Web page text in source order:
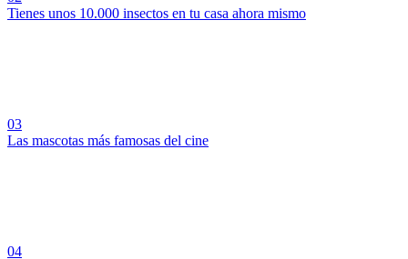
Tienes unos 10.000 insectos en tu casa ahora mismo
03
Las mascotas más famosas del cine
04